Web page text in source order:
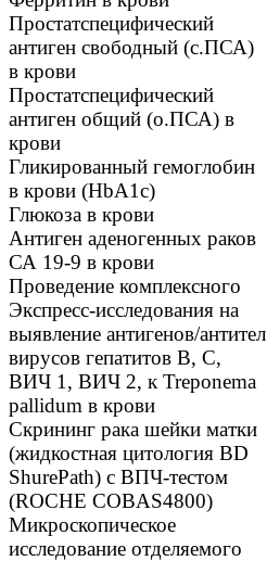
Простатспецифический
антиген свободный (с.ПСА)
в крови
Простатспецифический
антиген общий (о.ПСА) в
крови
Гликированный гемоглобин
в крови (HbA1c)
Глюкоза в крови
Антиген аденогенных раков
СА 19-9 в крови
Проведение комплексного
Экспресс-исследования на
выявление антигенов/антител
вирусов гепатитов В, С,
ВИЧ 1, ВИЧ 2, к Treponema
pallidum в крови
Скрининг рака шейки матки
(жидкостная цитология BD
ShurePath) с ВПЧ-тестом
(ROCHE COBAS4800)
Микроскопическое
исследование отделяемого